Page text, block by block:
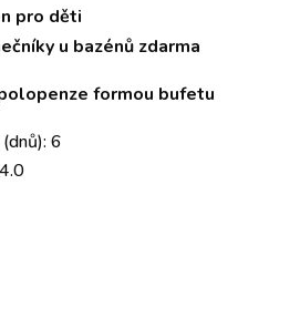
pro děti
u bazénů zdarma
formou bufetu
6